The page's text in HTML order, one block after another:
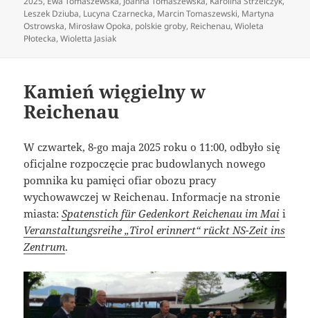
Leszek Dziuba, Lucyna Czarnecka, Marcin Tomaszewski, Martyna
Ostrowska, Mirosław Opoka, polskie groby, Reichenau,Wioleta
Płotecka,Wioletta Jasiak
Kamień więgielny w
Reichenau
W czwartek, 8-go maja 2025 roku o 11:00, odbyło się
oficjalne rozpoczęcie prac budowlanych nowego
pomnika ku pamięci ofiar obozu pracy
wychowawczej w Reichenau. Informacje na stronie
miasta:Spatenstich für Gedenkort Reichenau im Mai i
Veranstaltungsreihe „Tirol erinnert“ rückt NS-Zeit ins
Zentrum.